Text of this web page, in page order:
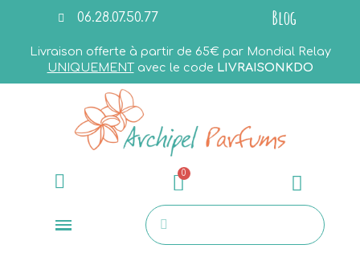
06.28.07.50.77 Blog
Livraison offerte à partir de 65€ par Mondial Relay
UNIQUEMENTavec le code LIVRAISONKDO